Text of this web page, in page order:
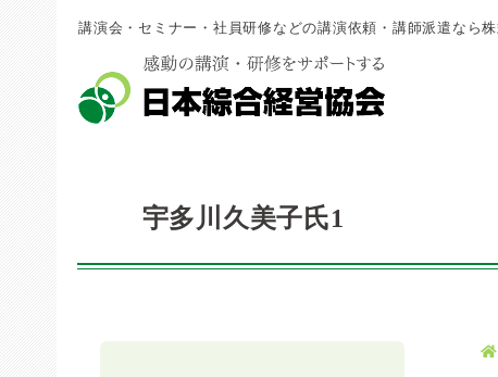
講演会・セミナー・社員研修などの講演依頼・講師派遣なら
宇多川久美子氏1